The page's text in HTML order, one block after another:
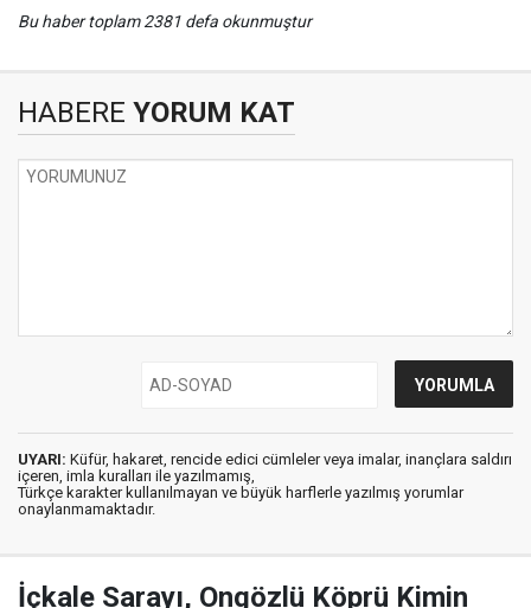
Bu haber toplam 2381 defa okunmuştur
HABERE YORUM KAT
UYARI: Küfür, hakaret, rencide edici cümleler veya imalar, inançlara saldırı
içeren, imla kuralları ile yazılmamış,
Türkçe karakter kullanılmayan ve büyük harflerle yazılmış yorumlar
onaylanmamaktadır.
İçkale Sarayı, Ongözlü Köprü Kimin